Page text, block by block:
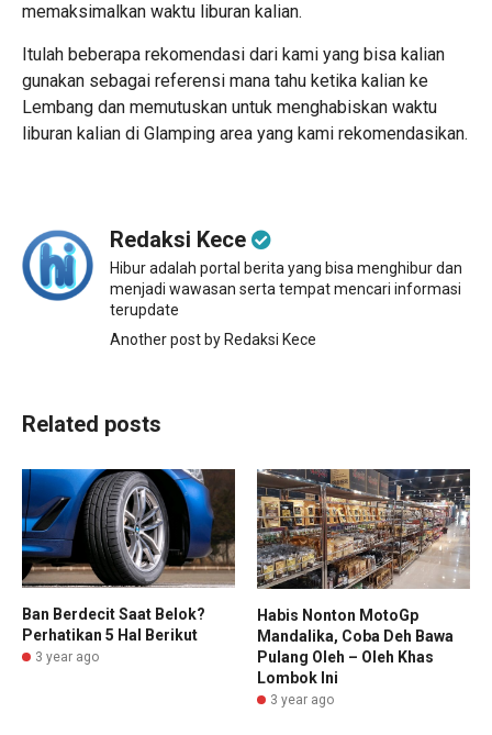
memaksimalkan waktu liburan kalian.
Itulah beberapa rekomendasi dari kami yang bisa kalian
gunakan sebagai referensi mana tahu ketika kalian ke
Lembang dan memutuskan untuk menghabiskan waktu
liburan kalian di Glamping area yang kami rekomendasikan.
Redaksi Kece
Hibur adalah portal berita yang bisa menghibur dan
menjadi wawasan serta tempat mencari informasi
terupdate
Another post by Redaksi Kece
Related posts
Ban Berdecit Saat Belok?
Perhatikan 5 Hal Berikut
3 year ago
Habis Nonton MotoGp
Mandalika, Coba Deh Bawa
Pulang Oleh – Oleh Khas
Lombok Ini
3 year ago